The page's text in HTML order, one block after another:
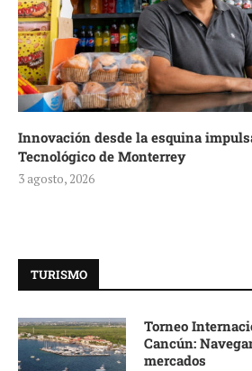
Innovación desde la esquina
Tecnológico de Monterrey
3 agosto, 2026
TURISMO
Torneo
Cancún:
mercados